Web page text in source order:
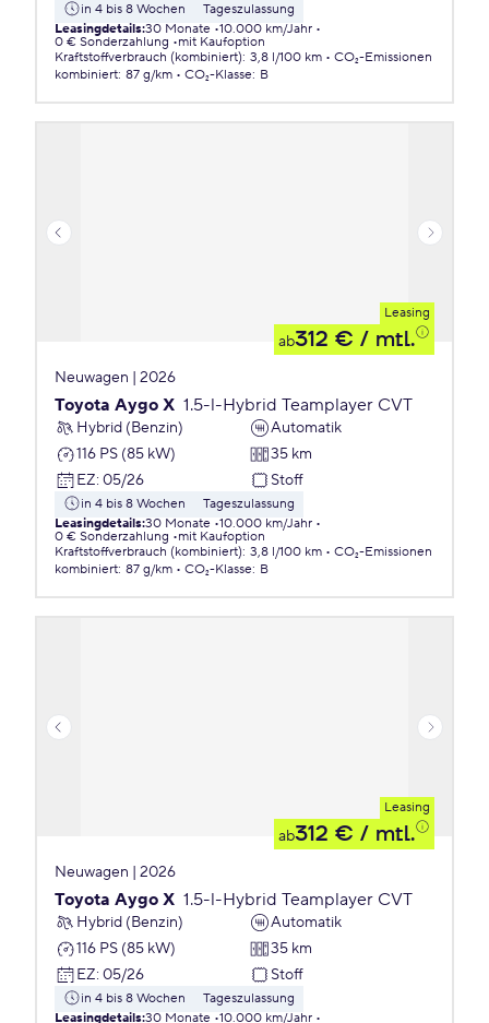
in 4 bis 8 Wochen
Tageszulassung
Leasingdetails:30 Monate 10.000 km/Jahr
0 € Sonderzahlung
mit Kaufoption
Kraftstoffverbrauch (kombiniert): 3,8 l/100 km
CO₂-Emissionen
kombiniert: 87 g/km CO₂-Klasse: B
Leasing
ab312 € / mtl.
Neuwagen | 2026
Toyota Aygo X 1.5-l-Hybrid Teamplayer CVT
Hybrid (Benzin)
Automatik
116 PS (85 kW)
35 km
EZ: 05/26 Stoff
in 4 bis 8 Wochen
Tageszulassung
Leasingdetails:30 Monate 10.000 km/Jahr
0 € Sonderzahlung
mit Kaufoption
Kraftstoffverbrauch (kombiniert): 3,8 l/100 km
CO₂-Emissionen
kombiniert: 87 g/km CO₂-Klasse: B
Leasing
ab312 € / mtl.
Neuwagen | 2026
Toyota Aygo X 1.5-l-Hybrid Teamplayer CVT
Hybrid (Benzin)
Automatik
116 PS (85 kW)
35 km
EZ: 05/26 Stoff
in 4 bis 8 Wochen
Tageszulassung
Leasingdetails:30 Monate 10.000 km/Jahr